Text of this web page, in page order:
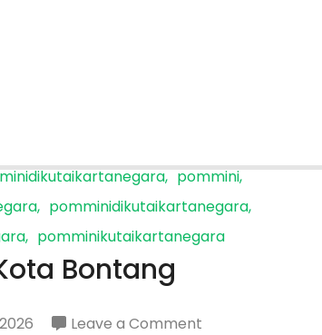
pommini
pomminidikutaikartanegara
pomminikutaikartanegara
Bontang
Leave a Commenton